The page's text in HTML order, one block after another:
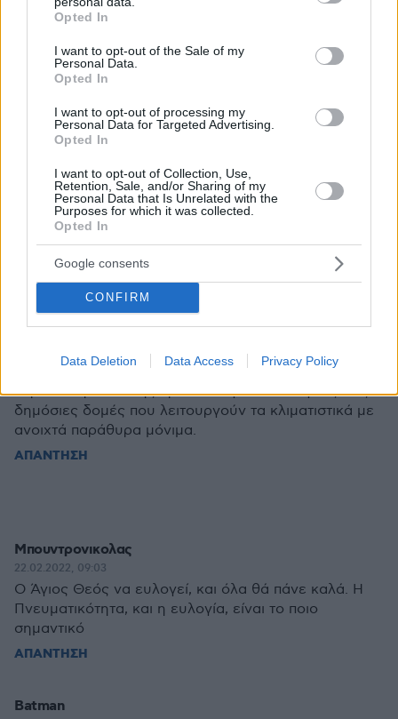
grant or deny consent to Google and its third-party tags to
use your data for below specified purposes in below Google
consent section.
Opted In
I want to opt-out of the Sale of my
Personal Data.
Opted In
I want to opt-out of processing my
Personal Data for Targeted Advertising.
Opted In
I want to opt-out of Collection, Use,
Retention, Sale, and/or Sharing of my
Personal Data that Is Unrelated with the
Purposes for which it was collected.
Opted In
Google consents
CONFIRM
Data Deletion Data Access Privacy Policy
ΘΑΝΟΣ
ΕΧΩ ΜΙΑ ΑΠΟΡΙΑ ,ΠΩΣ ΕΙΝΑΙ ΔΥΝΑΤΟΝ ΜΙΑ
ΚΥΒΕΡΝΗΣΗ ΠΟΥ ΕΠΙ 3 ΧΡΟΝΙΑ ΑΣΧΟΛΗΘΗΚΕ
ΘΑΝΑΣΙΜΗ ΣΩΤΗΡΙΑ ΜΑΣ Κ ΔΕΝ ΚΥΒΕΡΝΗΣΕ ΘΑ
ΛΑΒΕΙ ΣΗΜΕΡΑ ΑΠΟΦΑΣΕΙΣ ΓΙΑ ΤΗΝ ΤΥΧΗ 10
ΤΩΝ ΕΛΛΗΝΩΝ
ΑΠΑΝΤΗΣΗ
Πάρτε περισσότερα κονδύλια από ΕΣΠΑ για
εξοικονομώ
22.02.2022, 10:03
Τα περισσότερα κτίρια μα μην πω σχεδόν όλα στην
Ελλάδα είναι χωρίς θερμομόνωση και καταναλώνουν
πολλαπλάσια από ότι πρέπει ενέργεια χειμώνα και
καλοκαίρι . Είναι άχρηστα ενεργειακά τα
περισσότερα. Επίσης πρέπει να γίνεται έλεγχος στις
δημόσιες δομές που λειτουργούν τα κλιματιστικά με
ανοιχτά παράθυρα μόνιμα.
ΑΠΑΝΤΗΣΗ
Μπουντρονικολας
22.02.2022, 09:03
Ο Άγιος Θεός να ευλογεί, και όλα θά πάνε καλά. Η
Πνευματικότητα, και η ευλογία, είναι το ποιο
σημαντικό
ΑΠΑΝΤΗΣΗ
Batman